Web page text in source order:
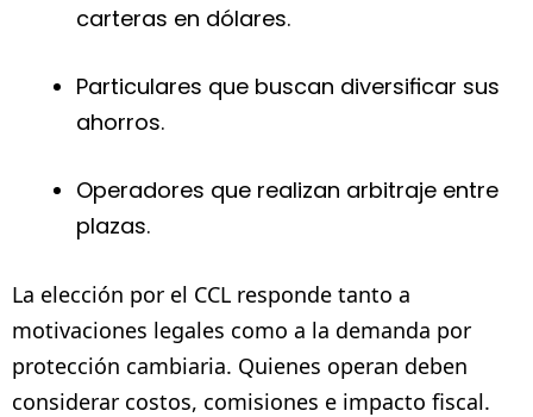
carteras en dólares.
Particulares que buscan diversificar sus
ahorros.
Operadores que realizan arbitraje entre
plazas.
La elección por el CCL responde tanto a
motivaciones legales como a la demanda por
protección cambiaria. Quienes operan deben
considerar costos, comisiones e impacto fiscal.